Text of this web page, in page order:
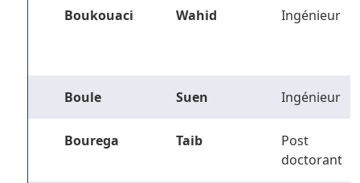
Boukouaci Wahid Ingénieur
Boule Suen Ingénieur
Bourega Taib
Post
doctorant